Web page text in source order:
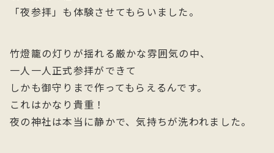
「夜参拝」も体験させてもらいました。
竹燈籠の灯りが揺れる厳かな雰囲気の中、
一人一人正式参拝ができて
しかも御守りまで作ってもらえるんです。
これはかなり貴重！
夜の神社は本当に静かで、気持ちが洗われました。